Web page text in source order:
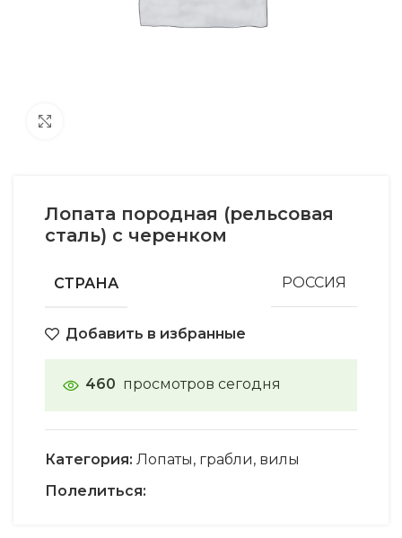
Лопата породная (рельсовая
сталь) с черенком
СТРАНА РОССИЯ
Добавить в избранные
460 просмотров сегодня
Категория: Лопаты, грабли, вилы
Полелиться: